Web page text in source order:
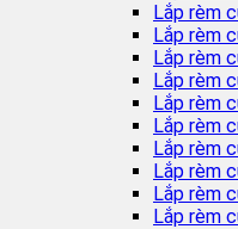
Lắp rèm
Lắp rèm
Lắp rèm
Lắp rèm
Lắp rèm
Lắp rèm
Lắp rèm
Lắp rèm
Lắp rèm
Lắp rèm